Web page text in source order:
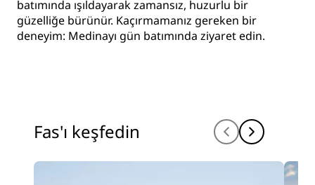
batımında ışıldayarak zamansız, huzurlu bir
güzelliğe bürünür. Kaçırmamanız gereken bir
deneyim: Medinayı gün batımında ziyaret edin.
Fas'ı keşfedin